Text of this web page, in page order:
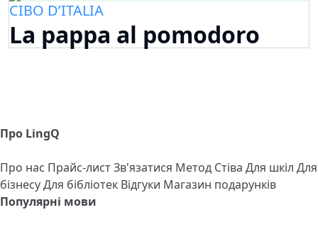
CIBO D’ITALIA
La pappa al pomodoro
Про LingQ
Про нас Прайс-листЗв'язатися Метод Стіва Для шкіл Для
бізнесуДля бібліотек Відгуки Магазин подарунків
Популярні мови